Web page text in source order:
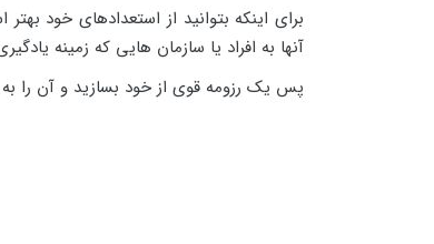
برای اینکه بتوانید از استعدادهای خود
آنها به افراد یا سازمان هایی که زمینه
پس یک رزومه قوی از خود بسازید و آن را به